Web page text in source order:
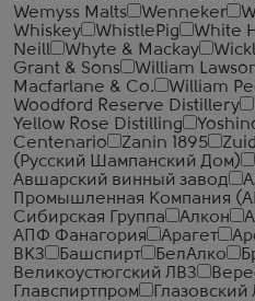
Wemyss Malts
Wenneker
Whiskey
WhistlePig White
Neill
Whyte & Mackay
Grant & Sons
William
Macfarlane & Co.
William
Woodford Reserve Distillery
Yellow Rose Distilling
Centenario
Zanin 1895
(Русский Шампанский Дом)
Авшарский винный завод
Промышленная Компания
Сибирская Группа
Алкон
АПФ Фанагория
Арагет
ВКЗ
Башспирт БелАлко
Великоустюгский ЛВЗ
Главспиртпром
Глазовский